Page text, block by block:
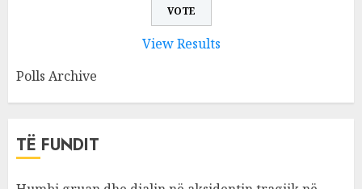
View Results
Polls Archive
TË FUNDIT